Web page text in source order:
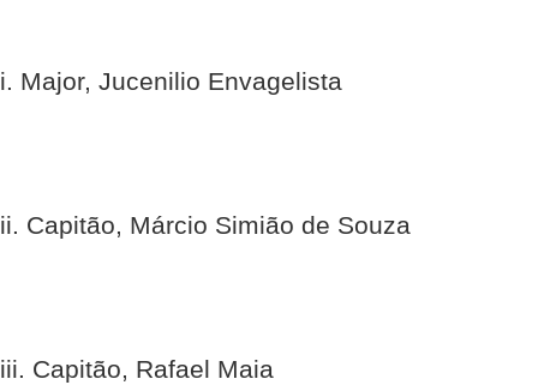
i. Major, Jucenilio Envagelista
ii. Capitão, Márcio Simião de Souza
iii. Capitão, Rafael Maia